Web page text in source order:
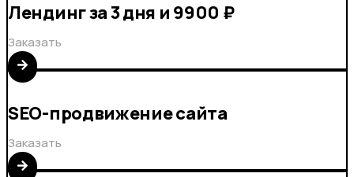
Лендинг за 3 дня и 9900 ₽
Заказать
SEO-продвижение сайта
Заказать